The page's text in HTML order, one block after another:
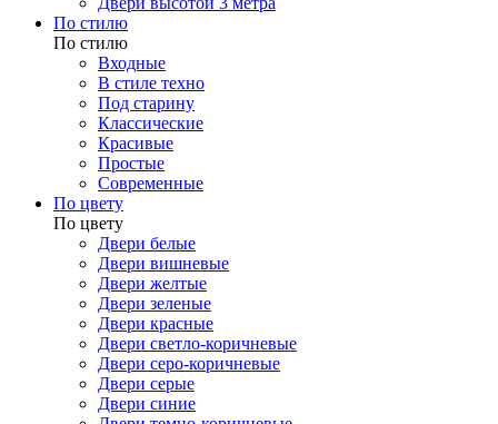
По стилю
По стилю
Входные
В стиле техно
Под старину
Классические
Красивые
Простые
Современные
По цвету
По цвету
Двери белые
Двери вишневые
Двери желтые
Двери зеленые
Двери красные
Двери светло-коричневые
Двери серо-коричневые
Двери серые
Двери синие